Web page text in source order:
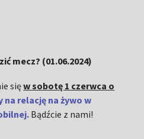
mecz? (01.06.2024)
sięw sobotę 1 czerwca o
na relację na żywo w
Bądźcie z nami!